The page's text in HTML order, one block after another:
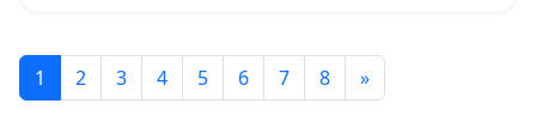
1 2 3 4 5 6 7 8 »